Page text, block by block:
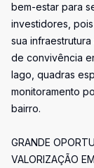
bem-estar para
investidores,
sua
de convivência
lago, quadras
monitoramento
bairro.
GRANDE
VALORIZAÇÃO